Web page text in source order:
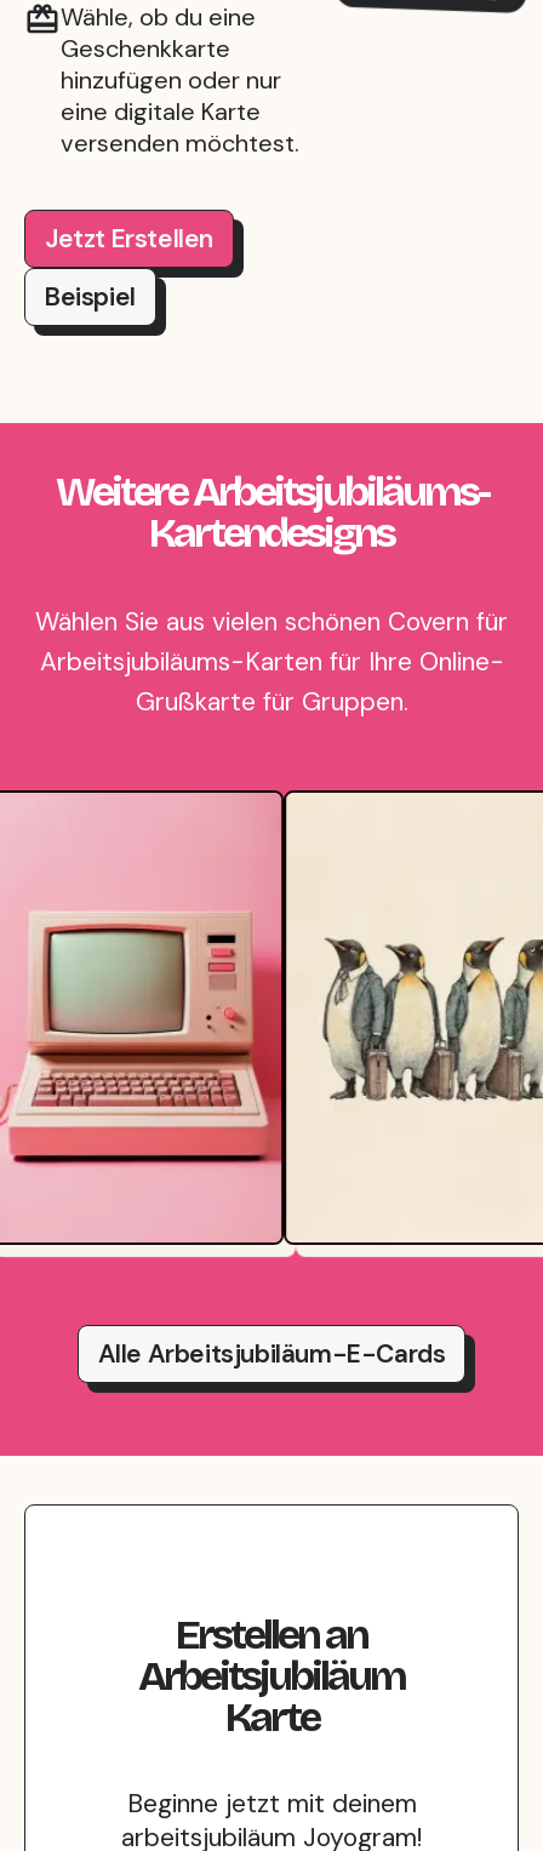
Wähle, ob du eine
Geschenkkarte
hinzufügen oder nur
eine digitale Karte
versenden möchtest.
Jetzt Erstellen
Beispiel
Weitere Arbeitsjubiläums-
Kartendesigns
Wählen Sie aus vielen schönen Covern für
Arbeitsjubiläums-Karten für Ihre Online-
Grußkarte für Gruppen.
Alle Arbeitsjubiläum-E-Cards
Erstellenan
Arbeitsjubiläum
Karte
Beginne jetzt mit deinem
arbeitsjubiläum Joyogram!